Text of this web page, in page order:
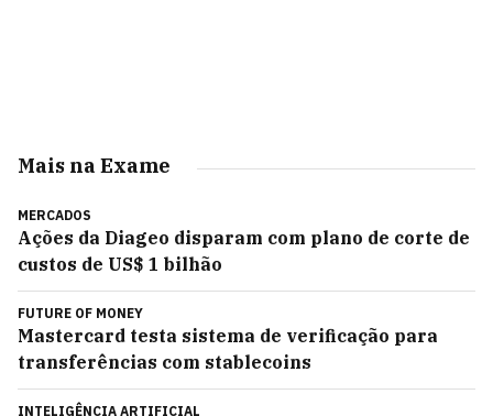
Mais na Exame
MERCADOS
Ações da Diageo disparam com plano de corte de
custos de US$ 1 bilhão
FUTURE OF MONEY
Mastercard testa sistema de verificação para
transferências com stablecoins
INTELIGÊNCIA ARTIFICIAL